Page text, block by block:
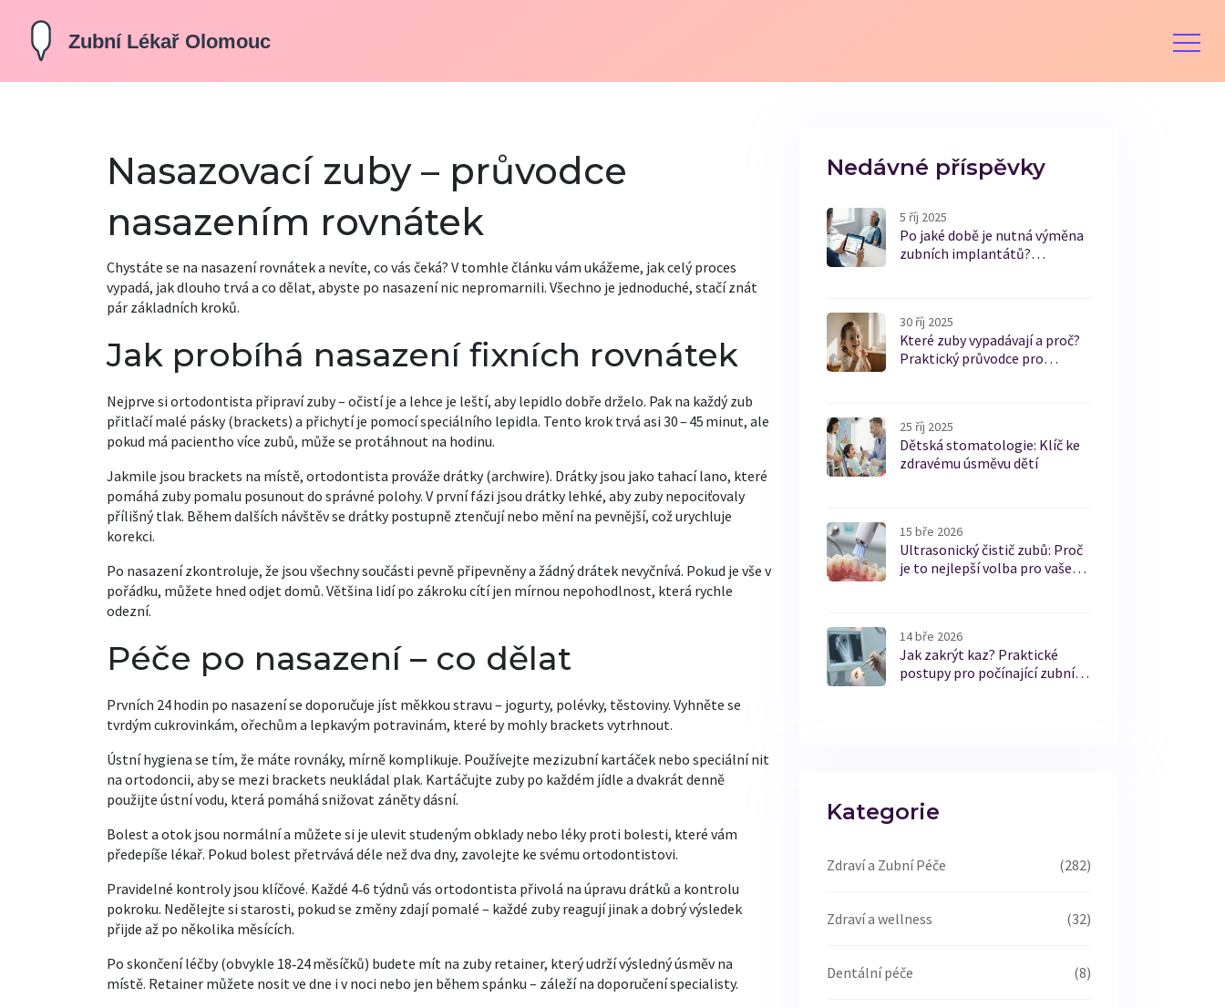
Nasazovací zuby – průvodce
nasazením rovnátek
Chystáte se na nasazení rovnátek a nevíte, co vás čeká? V tomhle článku vám ukážeme, jak celý proces
vypadá, jak dlouho trvá a co dělat, abyste po nasazení nic nepromarnili. Všechno je jednoduché, stačí znát
pár základních kroků.
Jak probíhá nasazení fixních rovnátek
Nejprve si ortodontista připraví zuby – očistí je a lehce je leští, aby lepidlo dobře drželo. Pak na každý zub
přitlačí malé pásky (brackets) a přichytí je pomocí speciálního lepidla. Tento krok trvá asi 30 – 45 minut, ale
pokud má pacientho více zubů, může se protáhnout na hodinu.
Jakmile jsou brackets na místě, ortodontista prováže drátky (archwire). Drátky jsou jako tahací lano, které
pomáhá zuby pomalu posunout do správné polohy. V první fázi jsou drátky lehké, aby zuby nepociťovaly
přílišný tlak. Během dalších návštěv se drátky postupně ztenčují nebo mění na pevnější, což urychluje
korekci.
Po nasazení zkontroluje, že jsou všechny součásti pevně připevněny a žádný drátek nevyčnívá. Pokud je vše v
pořádku, můžete hned odjet domů. Většina lidí po zákroku cítí jen mírnou nepohodlnost, která rychle
odezní.
Péče po nasazení – co dělat
Prvních 24 hodin po nasazení se doporučuje jíst měkkou stravu – jogurty, polévky, těstoviny. Vyhněte se
tvrdým cukrovinkám, ořechům a lepkavým potravinám, které by mohly brackets vytrhnout.
Ústní hygiena se tím, že máte rovnáky, mírně komplikuje. Používejte mezizubní kartáček nebo speciální nit
na ortodoncii, aby se mezi brackets neukládal plak. Kartáčujte zuby po každém jídle a dvakrát denně
použijte ústní vodu, která pomáhá snižovat záněty dásní.
Bolest a otok jsou normální a můžete si je ulevit studeným obklady nebo léky proti bolesti, které vám
předepíše lékař. Pokud bolest přetrvává déle než dva dny, zavolejte ke svému ortodontistovi.
Pravidelné kontroly jsou klíčové. Každé 4‑6 týdnů vás ortodontista přivolá na úpravu drátků a kontrolu
pokroku. Nedělejte si starosti, pokud se změny zdají pomalé – každé zuby reagují jinak a dobrý výsledek
přijde až po několika měsících.
Po skončení léčby (obvykle 18‑24 měsíčků) budete mít na zuby retainer, který udrží výsledný úsměv na
místě. Retainer můžete nosit ve dne i v noci nebo jen během spánku – záleží na doporučení specialisty.
Nedávné příspěvky
5 říj 2025
Po jaké době je nutná výměna
zubních implantátů?
30 říj 2025
Které zuby vypadávají a proč?
Praktický průvodce pro
25 říj 2025
Dětská stomatologie: Klíč ke
zdravému úsměvu dětí
15 bře 2026
Ultrasonický čistič zubů: Proč
je to nejlepší volba pro vaše
14 bře 2026
Jak zakrýt kaz? Praktické
postupy pro počínající zubní
Kategorie
Zdraví a Zubní Péče (282)
Zdraví a wellness (32)
Dentální péče (8)